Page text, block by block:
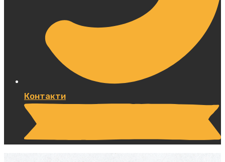
Контакти